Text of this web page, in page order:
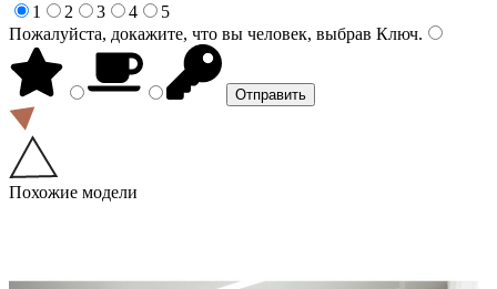
1
2 3 4
5
Пожалуйста, докажите, что вы человек, выбрав Ключ.
Похожие модели